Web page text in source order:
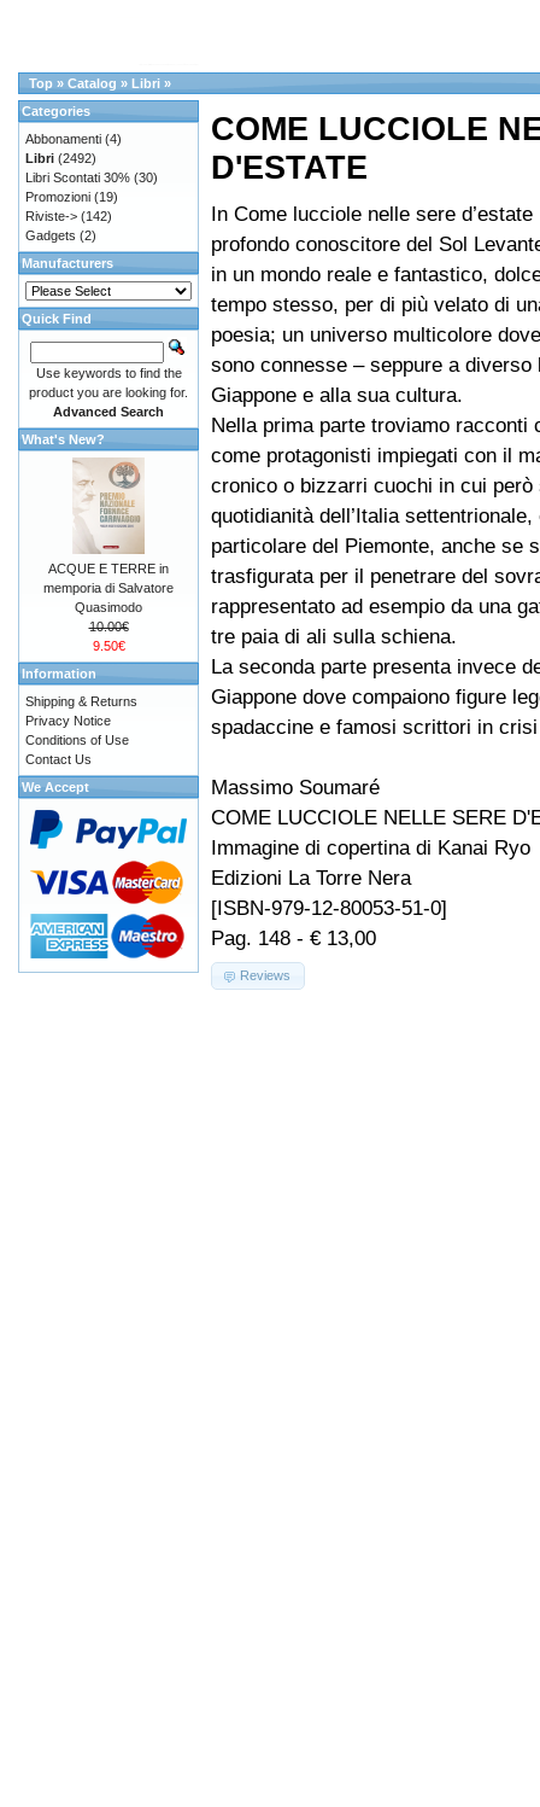
Top » Catalog » Libri »
COME LUCCIOLE
D'ESTATE
In Come lucciole nelle sere d’estate
profondo conoscitore del Sol
in un mondo reale e fantastico,
tempo stesso, per di più velato di
poesia; un universo multicolore
sono connesse – seppure a diverso
Giappone e alla sua cultura.
Nella prima parte troviamo racconti
come protagonisti impiegati con il
cronico o bizzarri cuochi in cui
quotidianità dell’Italia settentrionale,
particolare del Piemonte, anche se
trasfigurata per il penetrare del
rappresentato ad esempio da una
tre paia di ali sulla schiena.
La seconda parte presenta invece
Giappone dove compaiono figure
spadaccine e famosi scrittori in
Massimo Soumaré
COME LUCCIOLE NELLE SERE
Immagine di copertina di Kanai Ryo
Edizioni La Torre Nera
[ISBN-979-12-80053-51-0]
Pag. 148 - € 13,00
Reviews
Categories
Abbonamenti (4)
Libri (2492)
Libri Scontati 30% (30)
Promozioni (19)
Riviste-> (142)
Gadgets (2)
Manufacturers
Quick Find
Use keywords to find the
product you are looking for.
Advanced Search
What's New?
ACQUE E TERRE in
memporia di Salvatore
Quasimodo
10.00€
9.50€
Information
Shipping & Returns
Privacy Notice
Conditions of Use
Contact Us
We Accept